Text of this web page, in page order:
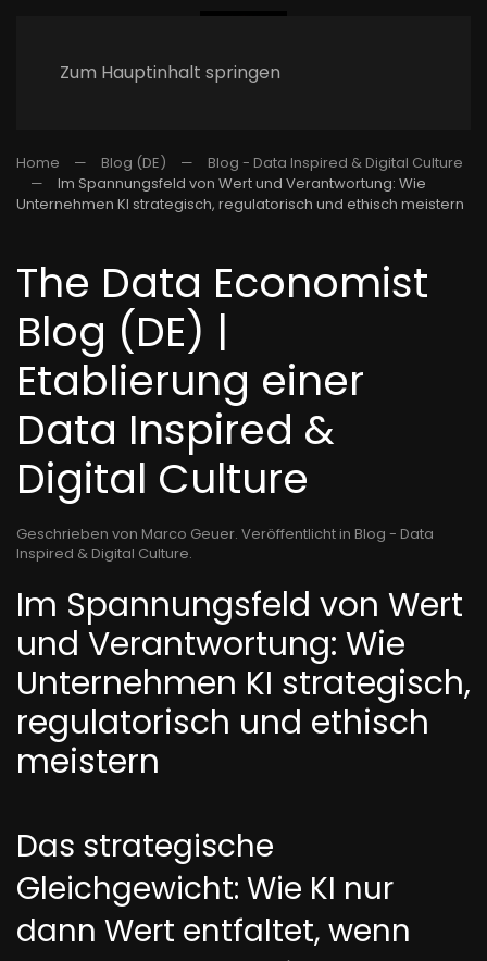
Zum Hauptinhalt springen
Home Blog (DE)
Blog - Data Inspired & Digital Culture
Im Spannungsfeld von Wert und Verantwortung: Wie
Unternehmen KI strategisch, regulatorisch und ethisch meistern
The Data Economist
Blog (DE) |
Etablierung einer
Data Inspired &
Digital Culture
Geschrieben von Marco Geuer. Veröffentlicht in Blog - Data
Inspired & Digital Culture.
Im Spannungsfeld von Wert
und Verantwortung: Wie
Unternehmen KI strategisch,
regulatorisch und ethisch
meistern
Das strategische
Gleichgewicht: Wie KI nur
dann Wert entfaltet, wenn